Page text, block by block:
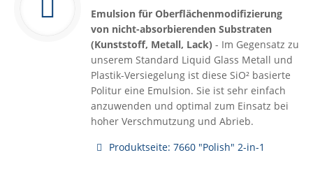
Emulsion für Oberflächenmodifizierung
von nicht-absorbierenden Substraten
(Kunststoff, Metall, Lack) - Im Gegensatz zu
unserem Standard Liquid Glass Metall und
Plastik-Versiegelung ist diese SiO² basierte
Politur eine Emulsion. Sie ist sehr einfach
anzuwenden und optimal zum Einsatz bei
hoher Verschmutzung und Abrieb.
Produktseite: 7660 "Polish" 2-in-1